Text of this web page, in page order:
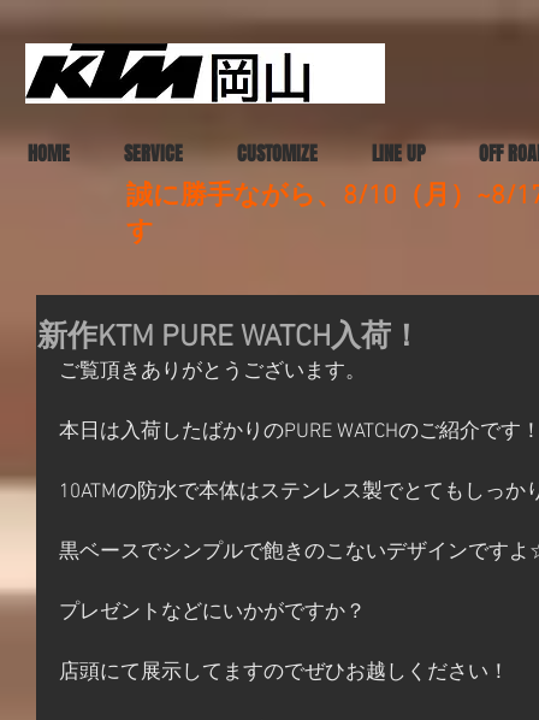
HOME SERVICE CUSTOMIZE LINE UP OFF
誠に勝手ながら、8/10（月）~8/
す
新作KTM PURE WATCH入荷！
ご覧頂きありがとうございます。
本日は入荷したばかりのPURE WATCHのご紹介です
10ATMの防水で本体はステンレス製でとてもしっか
黒ベースでシンプルで飽きのこないデザインです
プレゼントなどにいかがですか？
店頭にて展示してますのでぜひお越しください！